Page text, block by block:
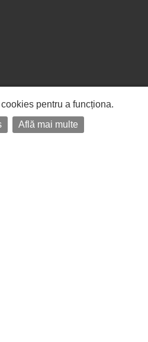
pentru a funcționa.
Află mai multe